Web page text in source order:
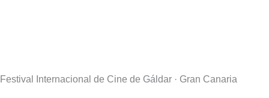
Festival Internacional de Cine de Gáldar · Gran Canaria